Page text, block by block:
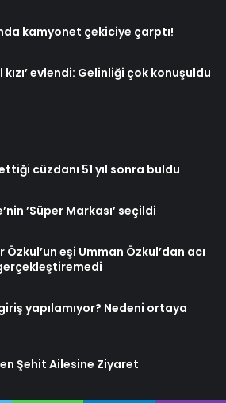
kamyonet çekiciye çarptı!
kızı’ evlendi: Gelinliği çok konuşuldu
cüzdanı 51 yıl sonra buldu
’Süper Markası’ seçildi
eşi Umman Özkul’dan acı
yapılamıyor? Nedeni ortaya
Şehit Ailesine Ziyaret